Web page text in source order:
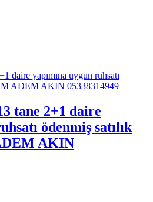
tane 2+1 daire
ödenmiş satılık
AKIN